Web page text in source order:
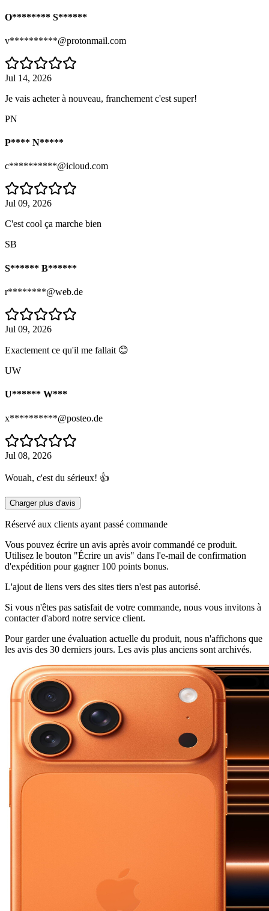
O******** S******
v**********@protonmail.com
Jul 14, 2026
Je vais acheter à nouveau, franchement c'est super!
PN
P**** N*****
c**********@icloud.com
Jul 09, 2026
C'est cool ça marche bien
SB
S****** B******
r********@web.de
Jul 09, 2026
Exactement ce qu'il me fallait 😊
UW
U****** W***
x**********@posteo.de
Jul 08, 2026
Wouah, c'est du sérieux! 👍
Charger plus d'avis
Réservé aux clients ayant passé commande
Vous pouvez écrire un avis après avoir commandé ce produit.
Utilisez le bouton "Écrire un avis" dans l'e-mail de confirmation
d'expédition pour gagner 100 points bonus.
L'ajout de liens vers des sites tiers n'est pas autorisé.
Si vous n'êtes pas satisfait de votre commande, nous vous invitons à
contacter d'abord notre service client.
Pour garder une évaluation actuelle du produit, nous n'affichons que
les avis des 30 derniers jours. Les avis plus anciens sont archivés.